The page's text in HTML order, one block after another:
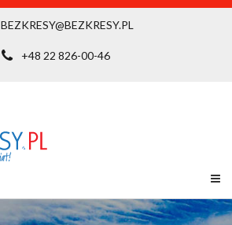
BEZKRESY@BEZKRESY.PL
+48 22 826-00-46